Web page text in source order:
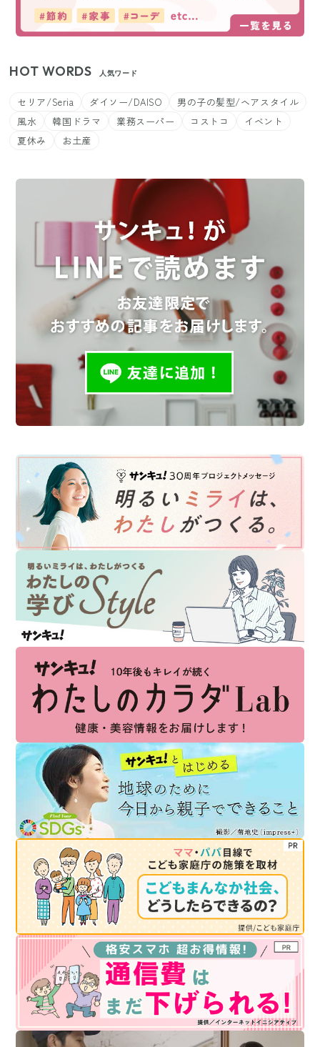
HOT WORDS 人気ワード
セリア/Seria ダイソー/DAISO
男の子の髪型/ヘアスタイル
風水
韓国ドラマ 業務スーパー コストコ
イベント
夏休み
お土産